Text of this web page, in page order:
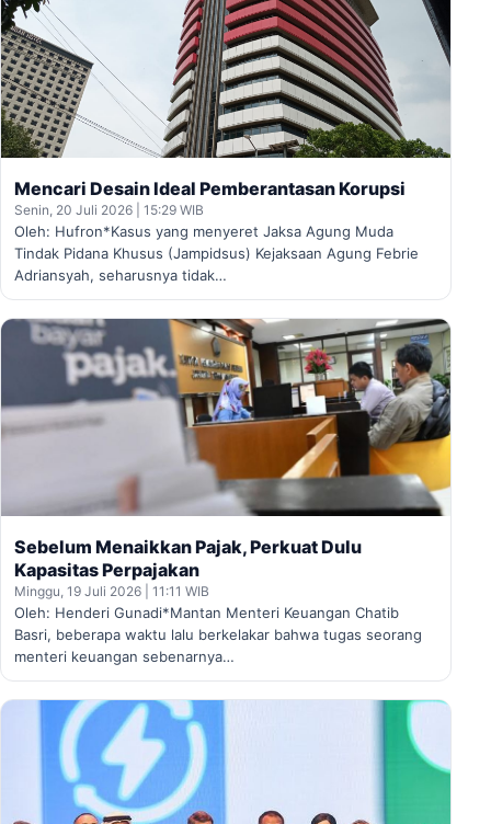
Mencari Desain Ideal Pemberantasan Korupsi
Senin, 20 Juli 2026 | 15:29 WIB
Oleh: Hufron*Kasus yang menyeret Jaksa Agung Muda
Tindak Pidana Khusus (Jampidsus) Kejaksaan Agung Febrie
Adriansyah, seharusnya tidak…
Sebelum Menaikkan Pajak, Perkuat Dulu
Kapasitas Perpajakan
Minggu, 19 Juli 2026 | 11:11 WIB
Oleh: Henderi Gunadi*Mantan Menteri Keuangan Chatib
Basri, beberapa waktu lalu berkelakar bahwa tugas seorang
menteri keuangan sebenarnya…